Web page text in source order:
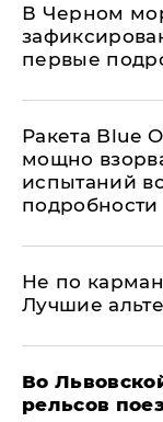
В Черном
первые
Ракета Blue
мощно
испытаний
подробности
Не по
Лучшие
Во
рельсов